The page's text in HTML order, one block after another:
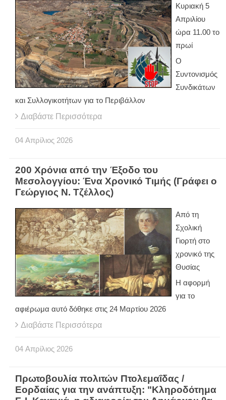
Κυριακή 5
Απριλίου
ώρα 11.00 το
πρωί
Ο
Συντονισμός
Συνδικάτων
και Συλλογικοτήτων για το Περιβάλλον
Διαβάστε Περισσότερα
04 Απρίλιος 2026
200 Χρόνια από την Έξοδο του
Μεσολογγίου: Ένα Χρονικό Τιμής (Γράφει ο
Γεώργιος Ν. Τζέλλος)
Από τη
Σχολική
Γιορτή στο
χρονικό της
Θυσίας
Η αφορμή
για το
αφιέρωμα αυτό δόθηκε στις 24 Μαρτίου 2026
Διαβάστε Περισσότερα
04 Απρίλιος 2026
Πρωτοβουλία πολιτών Πτολεμαΐδας /
Εορδαίας για την ανάπτυξη: "Κληροδότημα